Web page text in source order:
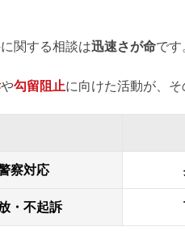
関する相談は迅速さが命です
や勾留阻止に向けた活動が、そ
察対応
・不起訴